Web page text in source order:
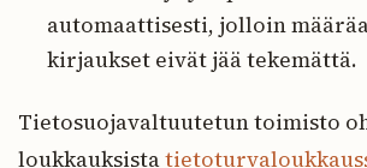
automaattisesti, jolloin
kirjaukset eivät jää tekemättä.
Tietosuojavaltuutetun toimisto
loukkauksista